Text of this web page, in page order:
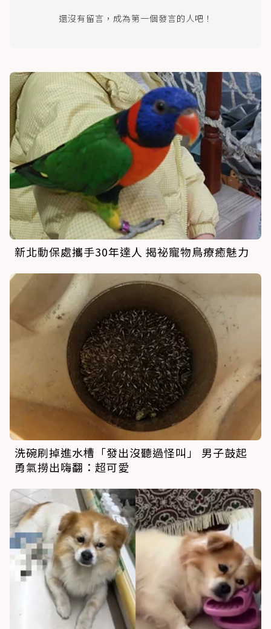
還沒有留言，成為第一個發言的人吧！
新北動保處攜手30年達人 揭祕寵物鳥療癒魅力
洗碗刷掉進水槽「發出沒聽過怪叫」 男子鼓起
勇氣撈出嗨翻：超可愛